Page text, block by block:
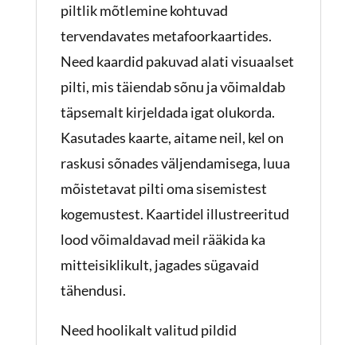
piltlik mõtlemine kohtuvad
tervendavates metafoorkaartides.
Need kaardid pakuvad alati visuaalset
pilti, mis täiendab sõnu ja võimaldab
täpsemalt kirjeldada igat olukorda.
Kasutades kaarte, aitame neil, kel on
raskusi sõnades väljendamisega, luua
mõistetavat pilti oma sisemistest
kogemustest. Kaartidel illustreeritud
lood võimaldavad meil rääkida ka
mitteisiklikult, jagades sügavaid
tähendusi.
Need hoolikalt valitud pildid